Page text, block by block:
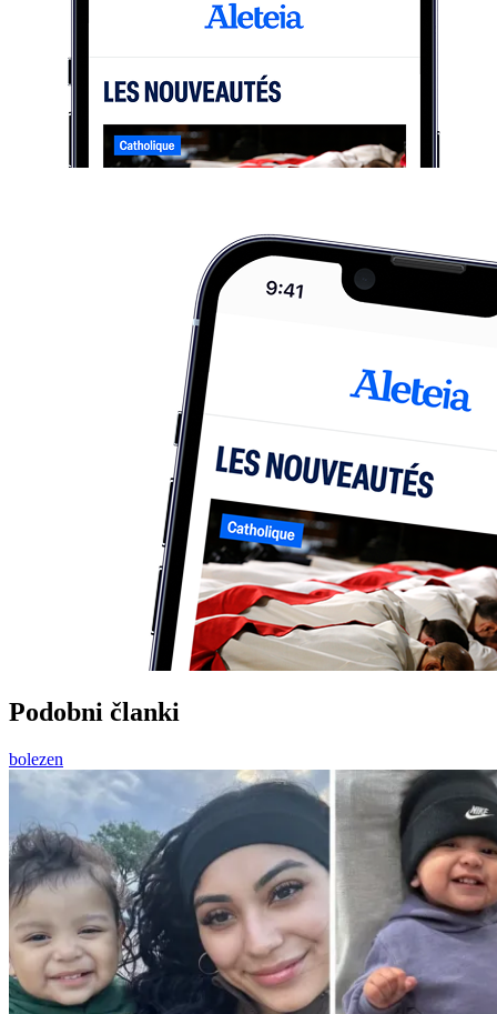
Podobni članki
bolezen